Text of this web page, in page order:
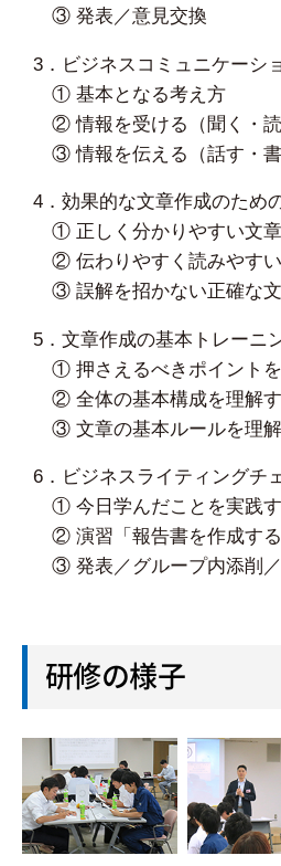
③ 発表／意見交換
3．ビジネスコミュニケーシ
① 基本となる考え方
② 情報を受ける（聞く・読
③ 情報を伝える（話す・書
4．効果的な文章作成のため
① 正しく分かりやすい文
② 伝わりやすく読みやす
③ 誤解を招かない正確な
5．文章作成の基本トレーニ
① 押さえるべきポイント
② 全体の基本構成を理解
③ 文章の基本ルールを理
6．ビジネスライティングチ
① 今日学んだことを実践
② 演習「報告書を作成する
③ 発表／グループ内添削
研修の様子